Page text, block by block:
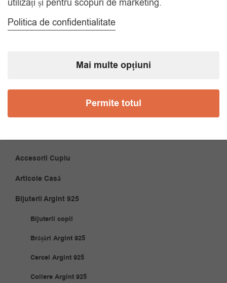
CATEGORII
Accesorii Cuplu
Articole Casă
Bijuterii Argint 925
Bijuterii copii
Brățări Argint 925
Cercei Argint 925
Coliere Argint 925
utilizați și pentru scopuri de marketing.
Politica de confidentialitate
Mai multe opțiuni
Permite totul